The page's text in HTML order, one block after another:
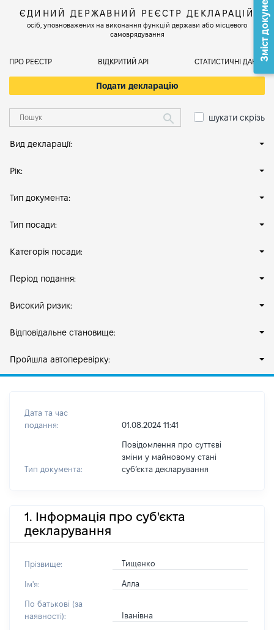
ЄДИНИЙ ДЕРЖАВНИЙ РЕЄСТР ДЕКЛАРАЦІЙ
осіб, уповноважених на виконання функцій держави або місцевого
самоврядування
ПРО РЕЄСТР ВІДКРИТИЙ АРІ СТАТИСТИЧНІ ДАНІ
Подати декларацію
шукати скрізь
Вид декларації:
Рік:
Тип документа:
Тип посади:
Категорія посади:
Період подання:
Високий ризик:
Відповідальне становище:
Пройшла автоперевірку:
Дата та час
подання:
01.08.2024 11:41
Тип документа:
Повідомлення про суттєві
зміни у майновому стані
субʼєкта декларування
1. Інформація про суб'єкта
декларування
Прізвище: Тищенко
Ім'я: Алла
По батькові (за
наявності):
Іванівна
Зміст документа